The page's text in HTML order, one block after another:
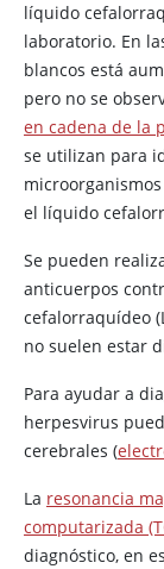
líquido
laboratorio. En
blancos está
pero no se
en cadena de la
se utilizan para
el líquido
Se pueden
anticuerpos
cefalorraquídeo
no suelen estar
Para ayudar a
herpesvirus
cerebrales (
La resonancia
computarizada
diagnóstico, en